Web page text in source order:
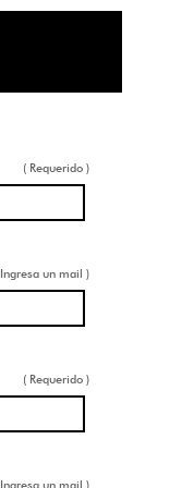
( Requerido )
un mail )
( Requerido )